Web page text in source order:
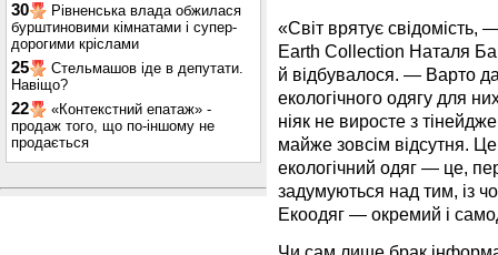
30
Рівненська влада обжилася
бурштиновими кімнатами і супер-
дорогими кріслами
25
Стельмашов іде в депутати.
Навіщо?
22
«Контекстний епатаж» -
продаж того, що по-іншому не
продається
«Світ врятує свідомість,
Earth Collection Наталя
й відбувалося. — Варто
екологічного одягу для
ніяк не виросте з
майже зовсім відсутня.
екологічний одяг — це,
задумуються над тим, із
Екоодяг — окремий і